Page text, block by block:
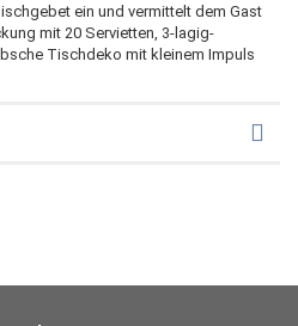
ein und vermittelt dem Gast
mit 20 Servietten, 3-lagig-
Tischdeko mit kleinem Impuls